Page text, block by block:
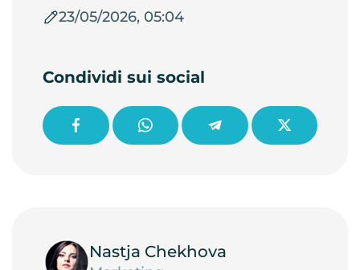
23/05/2026, 05:04
Condividi sui social
Nastja Chekhova